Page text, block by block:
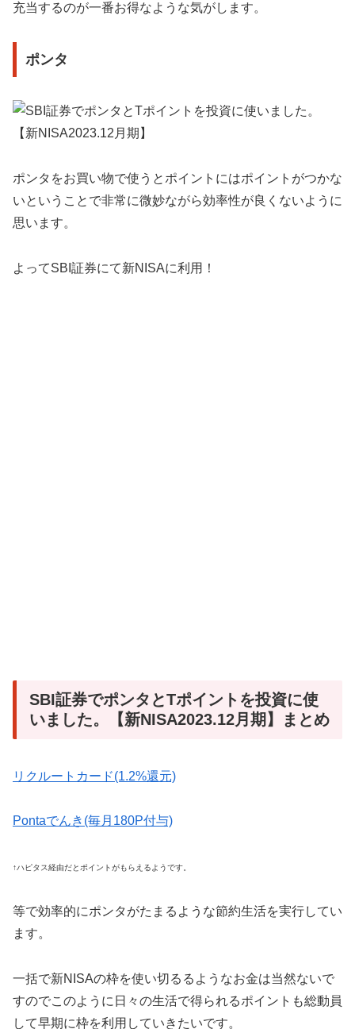
充当するのが一番お得なような気がします。
ポンタ
ポンタをお買い物で使うとポイントにはポイントがつかな
いということで非常に微妙ながら効率性が良くないように
思います。
よってSBI証券にて新NISAに利用！
SBI証券でポンタとTポイントを投資に使
いました。【新NISA2023.12月期】まとめ
リクルートカード(1.2%還元)
Pontaでんき(毎月180P付与)
↑ハピタス経由だとポイントがもらえるようです。
等で効率的にポンタがたまるような節約生活を実行してい
ます。
一括で新NISAの枠を使い切るるようなお金は当然ないで
すのでこのように日々の生活で得られるポイントも総動員
して早期に枠を利用していきたいです。